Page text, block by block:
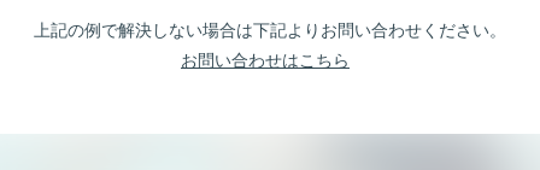
上記の例で解決しない場合は下記よりお問い合わせください。
お問い合わせはこちら